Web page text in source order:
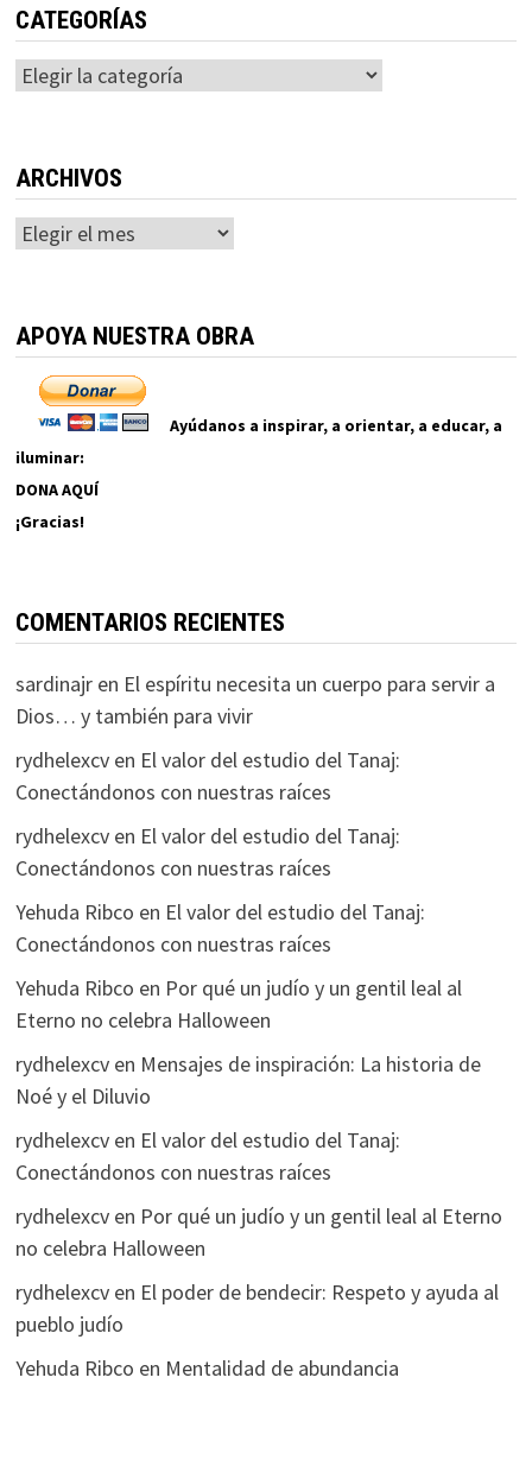
CATEGORÍAS
Categorías
ARCHIVOS
Archivos
APOYA NUESTRA OBRA
Ayúdanos a inspirar, a orientar, a educar, a
iluminar:
DONA AQUÍ
¡Gracias!
COMENTARIOS RECIENTES
sardinajren El espíritu necesita un cuerpo para servir a
Dios… y también para vivir
rydhelexcven El valor del estudio del Tanaj:
Conectándonos con nuestras raíces
rydhelexcven El valor del estudio del Tanaj:
Conectándonos con nuestras raíces
Yehuda Ribco en El valor del estudio del Tanaj:
Conectándonos con nuestras raíces
Yehuda Ribco en Por qué un judío y un gentil leal al
Eterno no celebra Halloween
rydhelexcven Mensajes de inspiración: La historia de
Noé y el Diluvio
rydhelexcven El valor del estudio del Tanaj:
Conectándonos con nuestras raíces
rydhelexcven Por qué un judío y un gentil leal al Eterno
no celebra Halloween
rydhelexcven El poder de bendecir: Respeto y ayuda al
pueblo judío
Yehuda Ribco en Mentalidad de abundancia